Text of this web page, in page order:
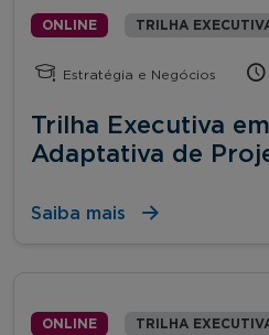
ONLINE TRILHA
Estratégia e Negócios
Trilha Executiva
Adaptativa de
Saiba mais
ONLINE TRILHA